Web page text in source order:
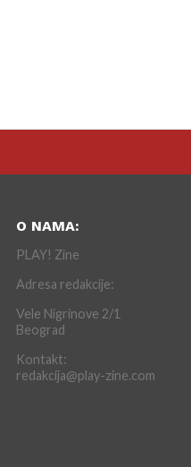
O NAMA:
PLAY! Zine
Adresa redakcije:
Vele Nigrinove 2/1
Beograd
Kontakt:
redakcija@play-zine.com